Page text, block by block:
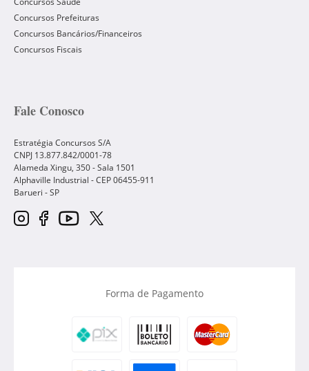
Concursos Prefeituras
Concursos Bancários/Financeiros
Concursos Fiscais
Fale Conosco
Estratégia Concursos S/A
CNPJ 13.877.842/0001-78
Alameda Xingu, 350 - Sala 1501
Alphaville Industrial - CEP06455-911
Barueri -SP
Forma de Pagamento